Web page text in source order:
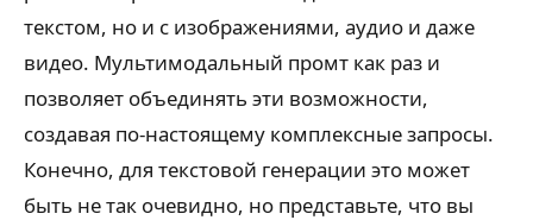
текстом, но и с изображениями, аудио и даже
видео. Мультимодальный промт как раз и
позволяет объединять эти возможности,
создавая по-настоящему комплексные запросы.
Конечно, для текстовой генерации это может
быть не так очевидно, но представьте, что вы